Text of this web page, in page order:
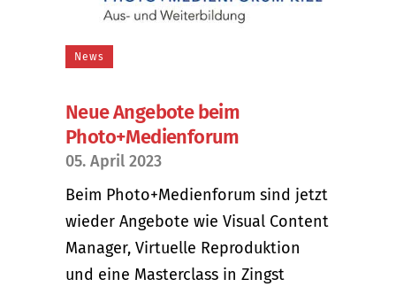
News
Neue Angebote beim
Photo+Medienforum
05. April 2023
Beim Photo+Medienforum sind jetzt
wieder Angebote wie Visual Content
Manager, Virtuelle Reproduktion
und eine Masterclass in Zingst